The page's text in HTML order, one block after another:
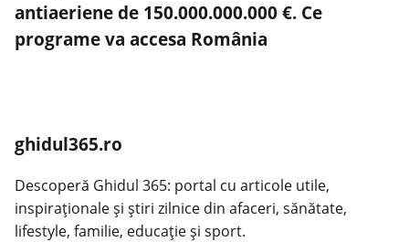
antiaeriene de 150.000.000.000 €. Ce
programe va accesa România
ghidul365.ro
Descoperă Ghidul 365: portal cu articole utile,
inspiraționale și știri zilnice din afaceri, sănătate,
lifestyle, familie, educație și sport.